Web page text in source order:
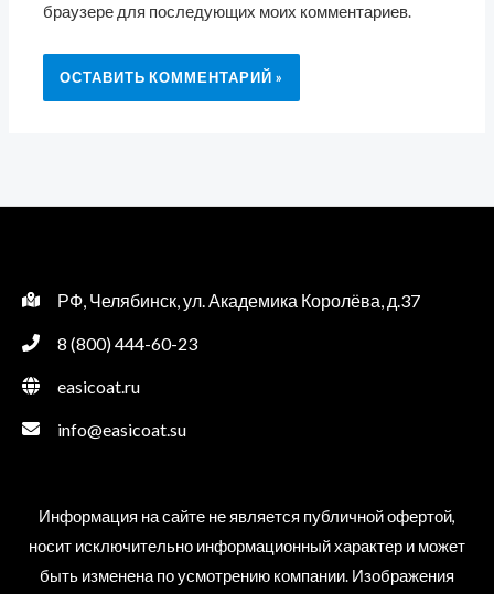
браузере для последующих моих комментариев.
РФ, Челябинск, ул. Академика Королёва, д.37
8 (800) 444-60-23
easicoat.ru
info@easicoat.su
Информация на сайте не является публичной офертой,
носит исключительно информационный характер и может
быть изменена по усмотрению компании. Изображения